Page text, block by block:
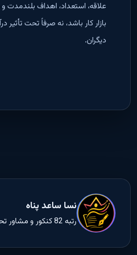
علاقه، استعداد، اهداف بلندمدت
بازار کار باشد، نه صرفاً تحت تأثیر
دیگران.
نسا ساعد پناه
رتبه 82 کنکور و مشاور تحصیلی